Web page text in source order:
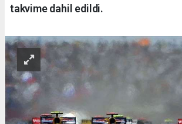
takvime dahil edildi.